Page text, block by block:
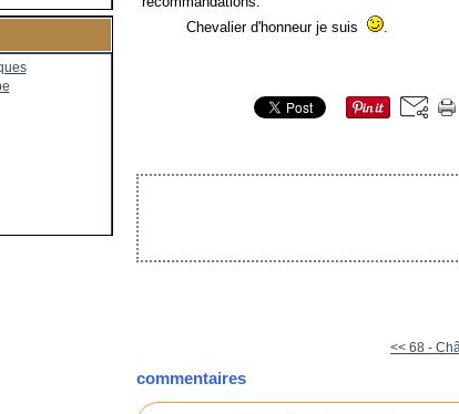
Chevalier d'honneur je suis
<< 68 -
commentaires